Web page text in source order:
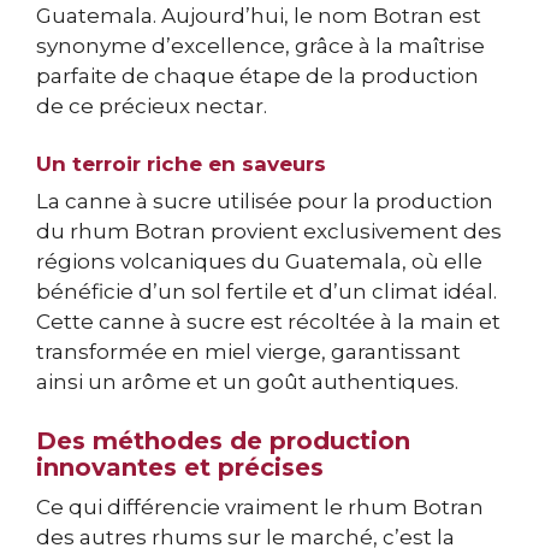
Guatemala. Aujourd’hui, le nom Botran est
synonyme d’excellence, grâce à la maîtrise
parfaite de chaque étape de la production
de ce précieux nectar.
Un terroir riche en saveurs
La canne à sucre utilisée pour la production
du rhum Botran provient exclusivement des
régions volcaniques du Guatemala, où elle
bénéficie d’un sol fertile et d’un climat idéal.
Cette canne à sucre est récoltée à la main et
transformée en miel vierge, garantissant
ainsi un arôme et un goût authentiques.
Des méthodes de production
innovantes et précises
Ce qui différencie vraiment le rhum Botran
des autres rhums sur le marché, c’est la